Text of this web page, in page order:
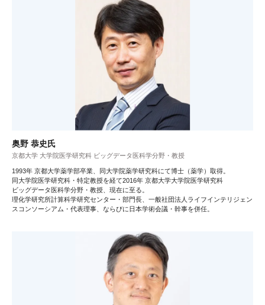
奥野 恭史氏
京都大学 大学院医学研究科 ビッグデータ医科学分野・教授
1993年 京都大学薬学部卒業、同大学院薬学研究科にて博士（薬学）取得。
同大学院医学研究科・特定教授を経て2016年 京都大学大学院医学研究科
ビッグデータ医科学分野・教授、現在に至る。
理化学研究所計算科学研究センター・部門長、一般社団法人ライフインテリジェン
スコンソーシアム・代表理事、ならびに日本学術会議・幹事を併任。